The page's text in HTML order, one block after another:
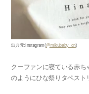
出典元:Instagram(@mikubaby_cn)
クーファンに寝ている赤
のようにひな祭りタペス